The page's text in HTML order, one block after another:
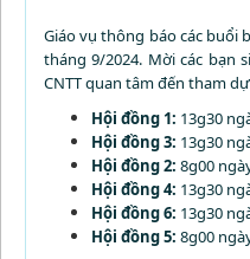
Giáo vụ thông báo các buổi
tháng 9/2024. Mời các bạn
CNTT quan tâm đến thamdự
Hội đồng 1: 13g30
Hội đồng 3: 13g30
Hội đồng 2: 8g00
Hội đồng 4: 13g30
Hội đồng 6: 13g30
Hội đồng 5: 8g00